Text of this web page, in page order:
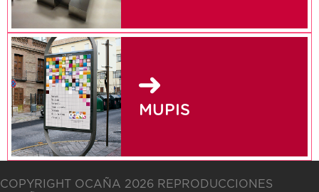
MUPIS
COPYRIGHT OCAÑA 2026 REPRODUCCIONES